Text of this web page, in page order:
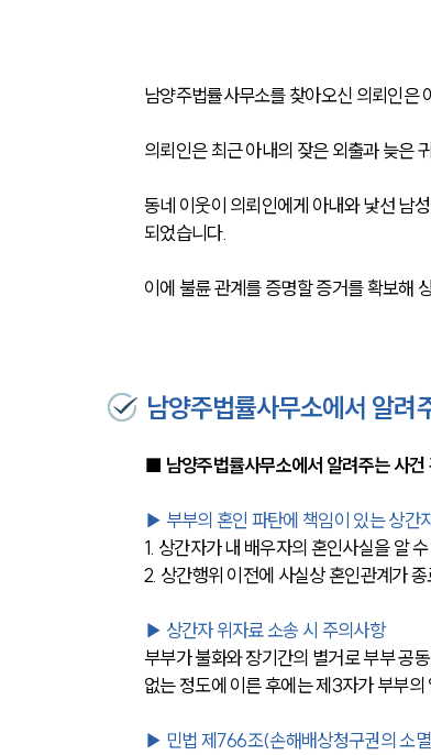
남양주법률사무소를 찾아오신 의뢰인은
의뢰인은 최근 아내의 잦은 외출과 늦은
동네 이웃이 의뢰인에게 아내와 낯선 남
되었습니다.
이에 불륜 관계를 증명할 증거를 확보해
남양주법률사무소에서 알려
■ 남양주법률사무소에서 알려주는 사건
▶ 부부의 혼인 파탄에 책임이 있는 상간
1. 상간자가 내 배우자의 혼인사실을 알
2. 상간행위 이전에 사실상 혼인관계가
▶ 상간자 위자료 소송 시 주의사항
부부가 불화와 장기간의 별거로 부부 공
없는 정도에 이른 후에는 제3자가 부부
▶ 민법 제766조(손해배상청구권의 소